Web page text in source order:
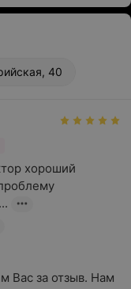
40
хороший
Вас за отзыв. Нам